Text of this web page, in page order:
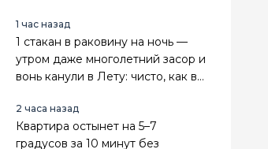
1 час назад
1 стакан в раковину на ночь —
утром даже многолетний засор и
вонь канули в Лету: чисто, как в
2 часа назад
Квартира остынет на 5–7
градусов за 10 минут без